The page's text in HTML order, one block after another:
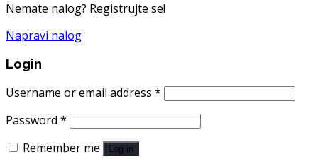
Nemate nalog? Registrujte se!
Napravi nalog
Login
Username or email address *
Password *
Remember me
Log in